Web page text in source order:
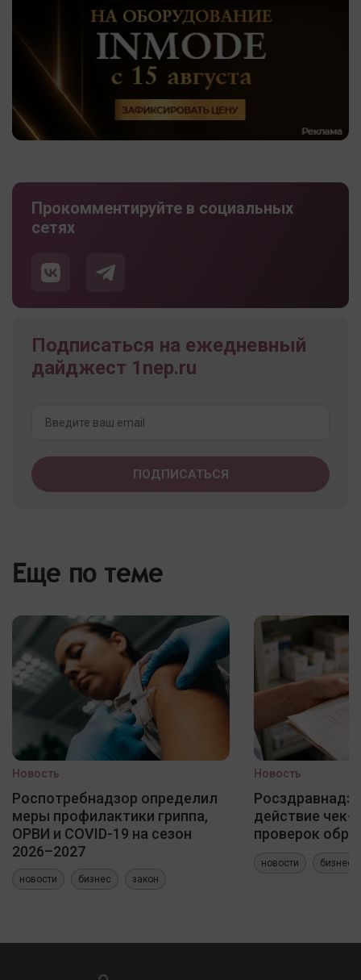
Прокомментируйте в социальных
сетях
Подписаться на ежедневный
дайджест 1nep.ru
Еще по теме
Новость
Роспотребнадзор определил
меры профилактики гриппа,
ОРВИ и COVID-19 на сезон
2026–2027
новости бизнес закон
Новость
действие чек-
проверок
новости бизнес